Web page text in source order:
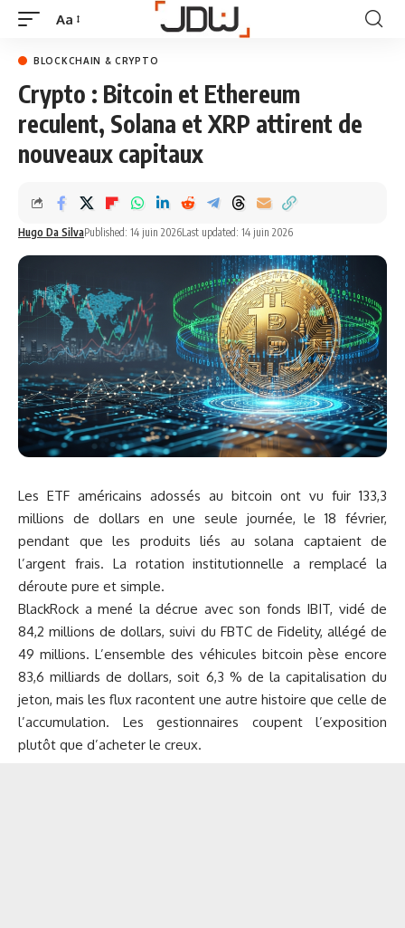
Aa
BLOCKCHAIN & CRYPTO
Crypto : Bitcoin et Ethereum
reculent, Solana et XRP attirent de
nouveaux capitaux
Hugo Da SilvaPublished: 14 juin 2026Last updated: 14 juin 2026
Les ETF américains adossés au bitcoin ont vu fuir 133,3
millions de dollars en une seule journée, le 18 février,
pendant que les produits liés au solana captaient de
l’argent frais. La rotation institutionnelle a remplacé la
déroute pure et simple.
BlackRock a mené la décrue avec son fonds IBIT, vidé de
84,2 millions de dollars, suivi du FBTC de Fidelity, allégé de
49 millions. L’ensemble des véhicules bitcoin pèse encore
83,6 milliards de dollars, soit 6,3 % de la capitalisation du
jeton, mais les flux racontent une autre histoire que celle de
l’accumulation. Les gestionnaires coupent l’exposition
plutôt que d’acheter le creux.